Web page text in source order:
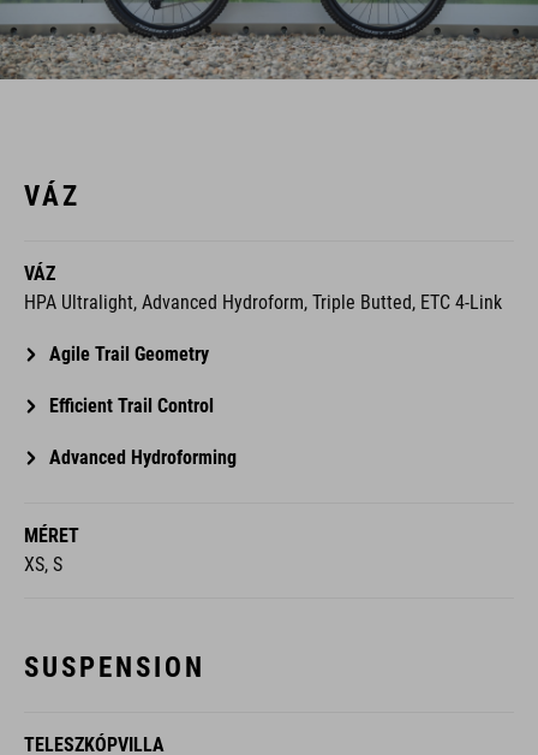
VÁZ
VÁZ
HPA Ultralight, Advanced Hydroform, Triple Butted, ETC 4-Link
Agile Trail Geometry
Efficient Trail Control
Advanced Hydroforming
MÉRET
XS, S
SUSPENSION
TELESZKÓPVILLA